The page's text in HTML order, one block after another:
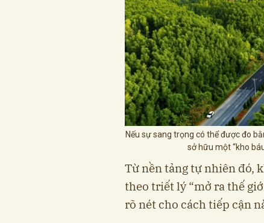
Nếu sự sang trọng có thể được đo
sở hữu một “kho
Từ nền tảng tự nhiên đó,
theo triết lý “mở ra thế
rõ nét cho cách tiếp cận